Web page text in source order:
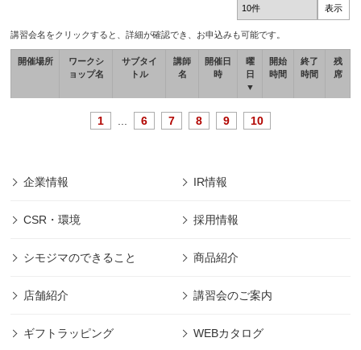
講習会名をクリックすると、詳細が確認でき、お申込みも可能です。
開催場所
ワークシ
ョップ名
サブタイ
トル
講師
名
開催日
時
曜
日
▼
開始
時間
終了
時間
残
席
1 6 7 8 9 10
企業情報 IR情報
CSR・環境 採用情報
シモジマのできること 商品紹介
店舗紹介 講習会のご案内
ギフトラッピング WEBカタログ